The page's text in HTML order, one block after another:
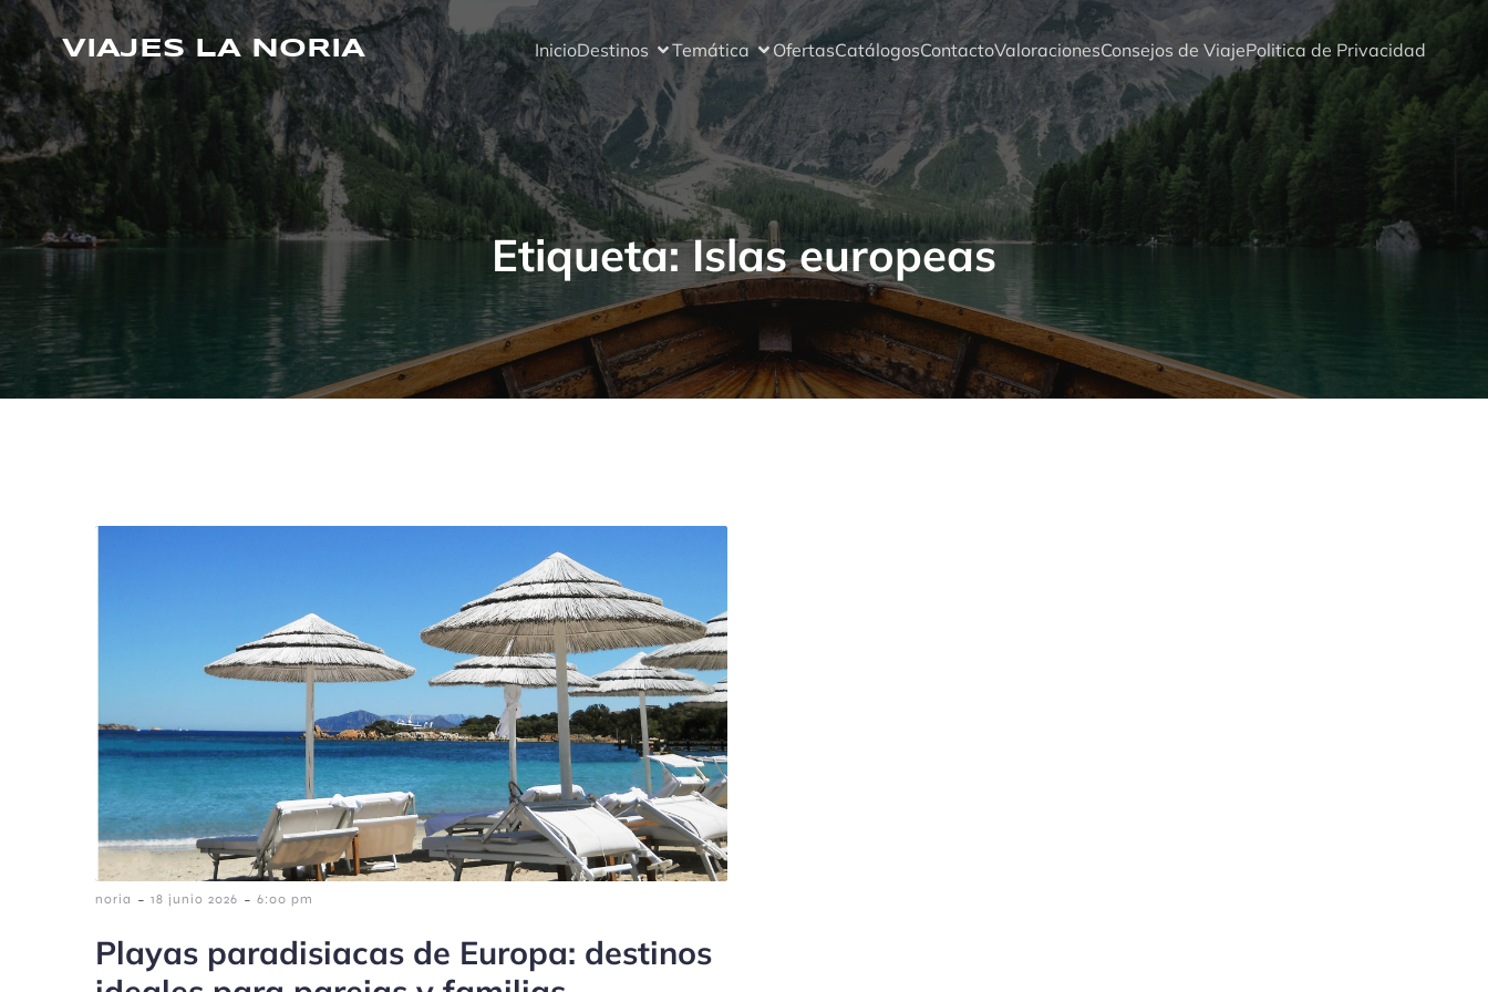
Saltar
al
contenidoVIAJES LA NORIA InicioDestinos Temática OfertasCatálogosContactoValoracionesConsejos de ViajePolitica de Privacidad
Etiqueta:Islas europeas
noria - 18 junio 2026 - 6:00 pm
Playas paradisiacas de Europa: destinos